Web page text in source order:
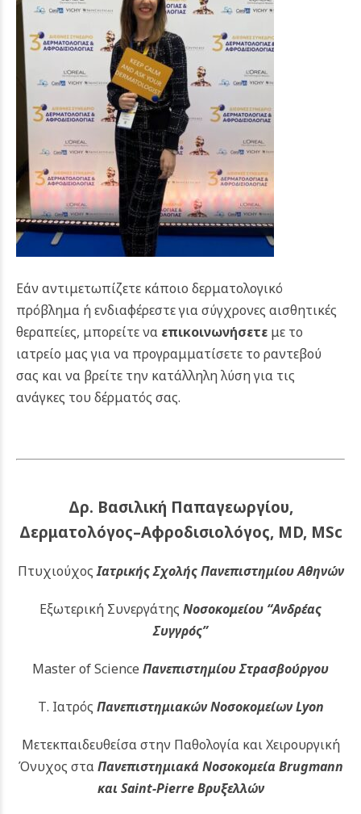
Εάν αντιμετωπίζετε κάποιο δερματολογικό
πρόβλημα ή ενδιαφέρεστε για σύγχρονες αισθητικές
θεραπείες, μπορείτε να επικοινωνήσετε με το
ιατρείο μας για να προγραμματίσετε το ραντεβού
σας και να βρείτε την κατάλληλη λύση για τις
ανάγκες του δέρματός σας.
Δρ. Βασιλική Παπαγεωργίου,
Δερματολόγος–Αφροδισιολόγος, MD, MSc
ΠτυχιούχοςΙατρικής Σχολής Πανεπιστημίου Αθηνών
Εξωτερική Συνεργάτης Νοσοκομείου “Ανδρέας
Συγγρός”
Master of Science Πανεπιστημίου Στρασβούργου
Τ. Ιατρός Πανεπιστημιακών Νοσοκομείων Lyon
Μετεκπαιδευθείσα στην Παθολογία και Χειρουργική
Όνυχος σταΠανεπιστημιακά Νοσοκομεία Brugmann
και Saint-Pierre Βρυξελλών